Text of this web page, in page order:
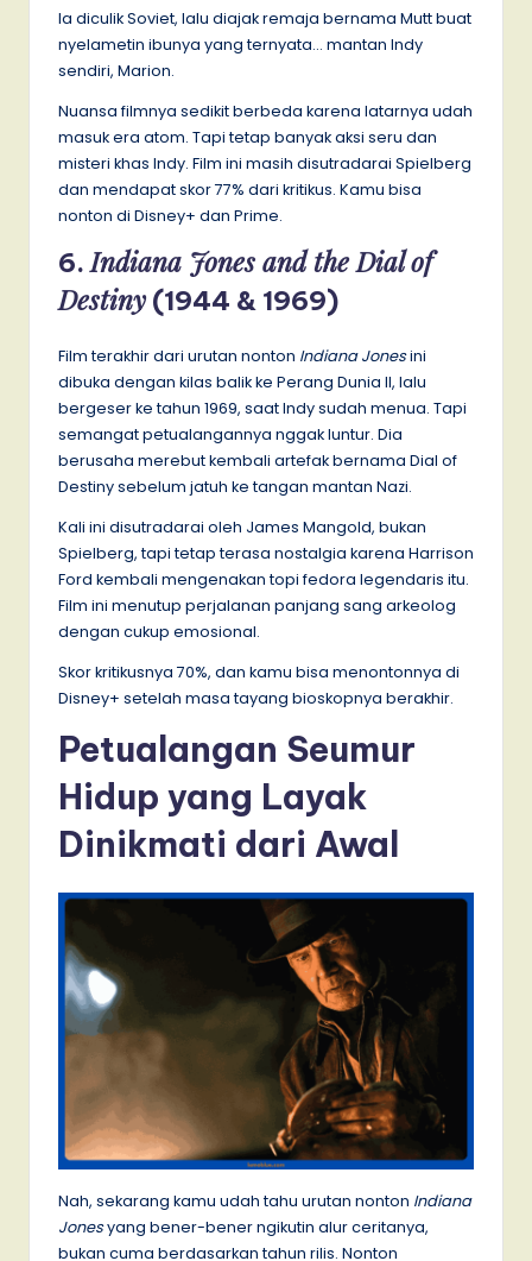
Ia diculik Soviet, lalu diajak remaja bernama Mutt buat
nyelametin ibunya yang ternyata… mantan Indy
sendiri, Marion.
Nuansa filmnya sedikit berbeda karena latarnya udah
masuk era atom. Tapi tetap banyak aksi seru dan
misteri khas Indy. Film ini masih disutradarai Spielberg
dan mendapat skor 77% dari kritikus. Kamu bisa
nonton di Disney+ dan Prime.
6.Indiana Jones and the Dial of
Destiny(1944 & 1969)
Film terakhir dari urutan nonton Indiana Jonesini
dibuka dengan kilas balik ke Perang Dunia II, lalu
bergeser ke tahun 1969, saat Indy sudah menua. Tapi
semangat petualangannya nggak luntur. Dia
berusaha merebut kembali artefak bernama Dial of
Destiny sebelum jatuh ke tangan mantan Nazi.
Kali ini disutradarai oleh James Mangold, bukan
Spielberg, tapi tetap terasa nostalgia karena Harrison
Ford kembali mengenakan topi fedora legendaris itu.
Film ini menutup perjalanan panjang sang arkeolog
dengan cukup emosional.
Skor kritikusnya 70%, dan kamu bisa menontonnya di
Disney+ setelah masa tayang bioskopnya berakhir.
Petualangan Seumur
Hidup yang Layak
Dinikmati dari Awal
Nah, sekarang kamu udah tahu urutan nonton Indiana
Jonesyang bener-bener ngikutin alur ceritanya,
bukan cuma berdasarkan tahun rilis. Nonton